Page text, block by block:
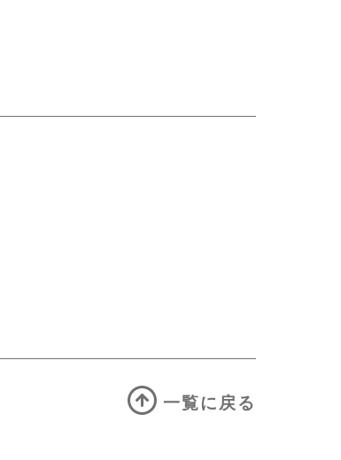
一覧に戻る